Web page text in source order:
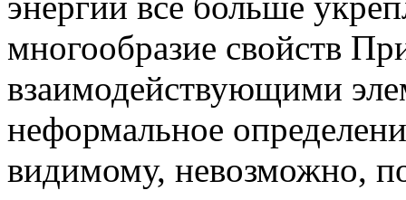
многообразие свойств
взаимодействующими
неформальное
видимому, невозможно,